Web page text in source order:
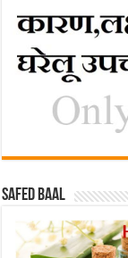
Safed baal